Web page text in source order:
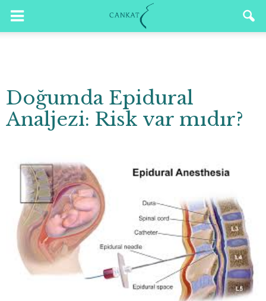
Doğumda Epidural
Analjezi: Risk var mıdır?